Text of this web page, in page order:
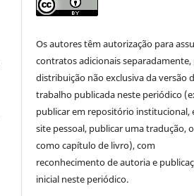
Os autores têm autorização para
contratos adicionais separadamente,
distribuição não exclusiva da versão
trabalho publicada neste periódico
publicar em repositório institucional,
site pessoal, publicar uma tradução,
como capítulo de livro), com
reconhecimento de autoria e
inicial neste periódico.